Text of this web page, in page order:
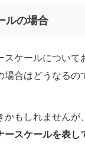
ルの場合
ケールについて
場合はどうなるの
もしれませんが、
スケールを表し